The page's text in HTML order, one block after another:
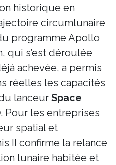
historique en
circumlunaire
programme Apollo
qui s’est déroulée
achevée, a permis
réelles les capacités
lanceur Space
. Pour les entreprises
spatial et
II confirme la relance
lunaire habitée et